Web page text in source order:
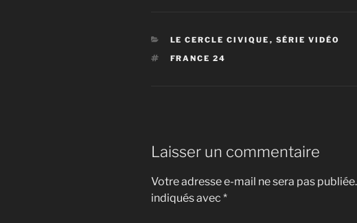
CATÉGORIES
LE CERCLE CIVIQUE , SÉRIE VIDÉO
ÉTIQUETTES
FRANCE 24
Laisser un commentaire
Votre adresse e-mail ne sera pas publiée.
indiqués avec *